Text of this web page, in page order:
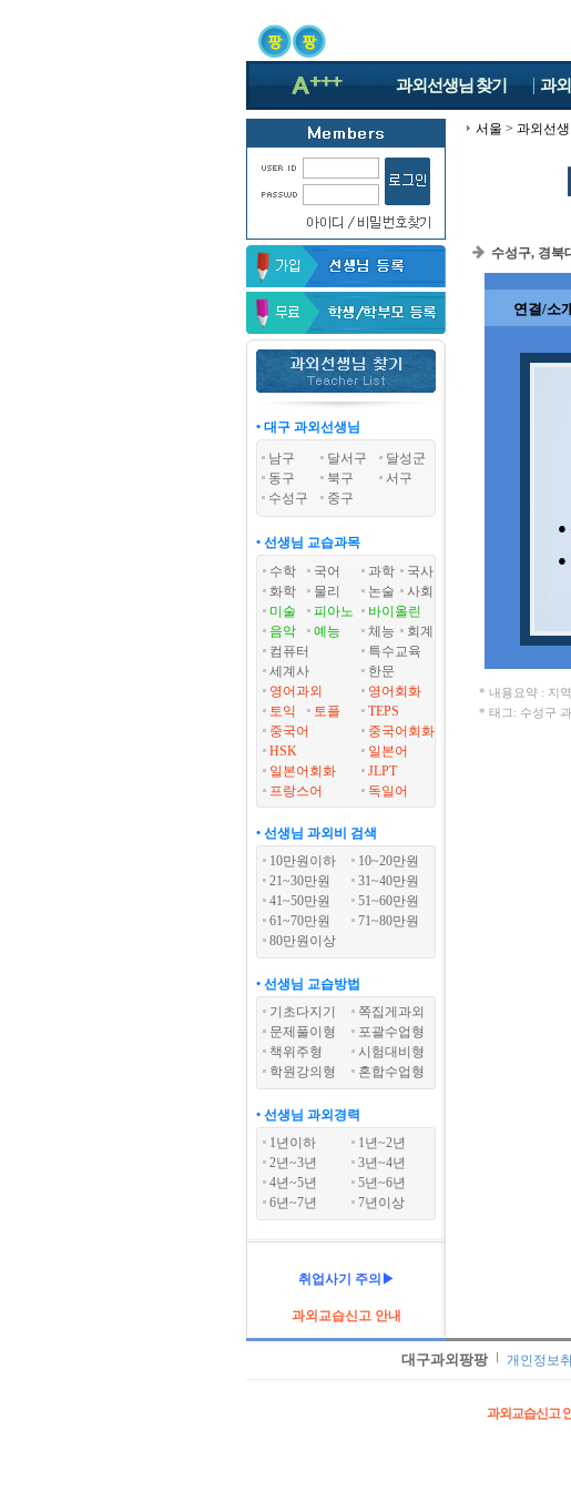
과외선생님 찾기 과
• 대구 과외선생님
남구
달서구
달성군
동구
북구
서구
수성구
중구
• 선생님 교습과목
수학
국어 과학
국사
화학
물리 논술
사회
미술
피아노
바이올린
음악
예능 체능
회계
컴퓨터
특수교육
세계사
한문
영어과외
영어회화
토익
토플
TEPS
중국어
중국어회화
HSK
일본어
일본어회화
JLPT
프랑스어
독일어
• 선생님 과외비 검색
10만원이하
10~20만원
21~30만원
31~40만원
41~50만원
51~60만원
61~70만원
71~80만원
80만원이상
• 선생님 교습방법
기초다지기
쪽집게과외
문제풀이형
포괄수업형
책위주형
시험대비형
학원강의형
혼합수업형
• 선생님 과외경력
1년이하
1년~2년
2년~3년
3년~4년
4년~5년
5년~6년
6년~7년
7년이상
취업사기 주의▶
과외교습신고 안내
서울 > 과외선생
수성구, 경북
연결/소
●
●
* 내용요약 : 지
* 태그: 수성구
대구과외팡팡 개인정보
과외교습신고